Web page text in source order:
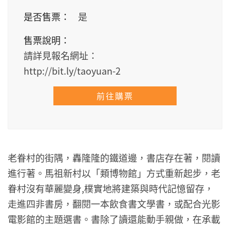
是否售票：
是
售票說明：
請詳見報名網址：
http://bit.ly/taoyuan-2
前往購票
老眷村的街隅，轟隆隆的鐵道邊，書店存在著，閱讀
進行著。馬祖新村以「類博物館」方式重新起步，老
眷村沒有華麗變身,樸實地將建築與時代記憶留存，
走進四非書房，翻閱一本飲食書文學書，或配合光影
電影館的主題選書。書除了讀還能動手親做，在承載